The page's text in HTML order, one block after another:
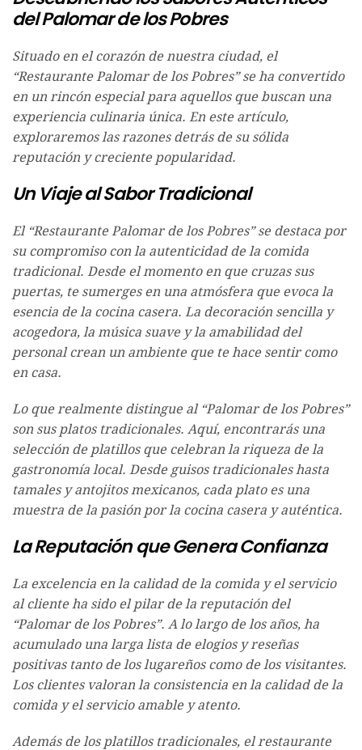
del Palomar de los Pobres
Situado en el corazón de nuestra ciudad, el
“Restaurante Palomar de los Pobres” se ha convertido
en un rincón especial para aquellos que buscan una
experiencia culinaria única. En este artículo,
exploraremos las razones detrás de su sólida
reputación y creciente popularidad.
Un Viaje al Sabor Tradicional
El “Restaurante Palomar de los Pobres” se destaca por
su compromiso con la autenticidad de la comida
tradicional. Desde el momento en que cruzas sus
puertas, te sumerges en una atmósfera que evoca la
esencia de la cocina casera. La decoración sencilla y
acogedora, la música suave y la amabilidad del
personal crean un ambiente que te hace sentir como
en casa.
Lo que realmente distingue al “Palomar de los Pobres”
son sus platos tradicionales. Aquí, encontrarás una
selección de platillos que celebran la riqueza de la
gastronomía local. Desde guisos tradicionales hasta
tamales y antojitos mexicanos, cada plato es una
muestra de la pasión por la cocina casera y auténtica.
La Reputación que Genera Confianza
La excelencia en la calidad de la comida y el servicio
al cliente ha sido el pilar de la reputación del
“Palomar de los Pobres”. A lo largo de los años, ha
acumulado una larga lista de elogios y reseñas
positivas tanto de los lugareños como de los visitantes.
Los clientes valoran la consistencia en la calidad de la
comida y el servicio amable y atento.
Además de los platillos tradicionales, el restaurante